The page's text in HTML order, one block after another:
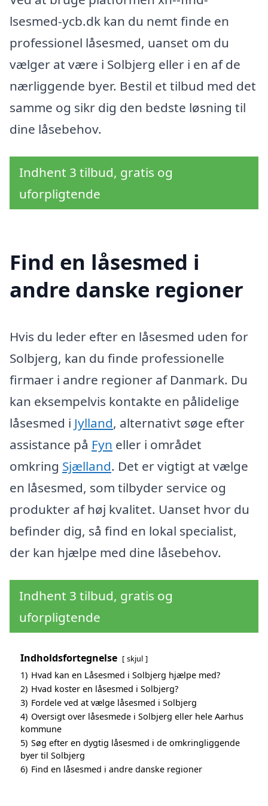
lsesmed-ycb.dk kan du nemt finde en
professionel låsesmed, uanset om du
vælger at være i Solbjerg eller i en af de
nærliggende byer. Bestil et tilbud med det
samme og sikr dig den bedste løsning til
dine låsebehov.
Indhent 3 tilbud, gratis og
uforpligtende
Find en låsesmed i
andre danske regioner
Hvis du leder efter en låsesmed uden for
Solbjerg, kan du finde professionelle
firmaer i andre regioner af Danmark. Du
kan eksempelvis kontakte en pålidelige
låsesmed i Jylland, alternativt søge efter
assistance på Fyn eller i området
omkring Sjælland. Det er vigtigt at vælge
en låsesmed, som tilbyder service og
produkter af høj kvalitet. Uanset hvor du
befinder dig, så find en lokal specialist,
der kan hjælpe med dine låsebehov.
Indhent 3 tilbud, gratis og
uforpligtende
Indholdsfortegnelse skjul
1) Hvad kan en Låsesmed i Solbjerg hjælpe med?
2) Hvad koster en låsesmed i Solbjerg?
3) Fordele ved at vælge låsesmed i Solbjerg
4) Oversigt over låsesmede i Solbjerg eller hele Aarhus
kommune
5) Søg efter en dygtig låsesmed i de omkringliggende
byer til Solbjerg
6) Find en låsesmed i andre danske regioner